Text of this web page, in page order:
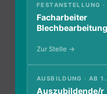
FESTANSTELLUNG
Facharbeiter
Zur Stelle →
AUSBILDUNG · AB
Auszubildende/r